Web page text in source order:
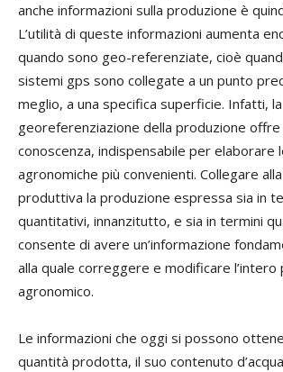
anche informazioni sulla produzione è
L’utilità di queste informazioni aumenta
quando sono geo-referenziate, cioè
sistemi gps sono collegate a un punto
meglio, a una specifica superficie. Infatti, la
georeferenziazione della produzione offre
conoscenza, indispensabile per elaborare
agronomiche più convenienti. Collegare
produttiva la produzione espressa sia in
quantitativi, innanzitutto, e sia in termini
consente di avere un’informazione
alla quale correggere e modificare l’intero
agronomico.
Le informazioni che oggi si possono
quantità prodotta, il suo contenuto